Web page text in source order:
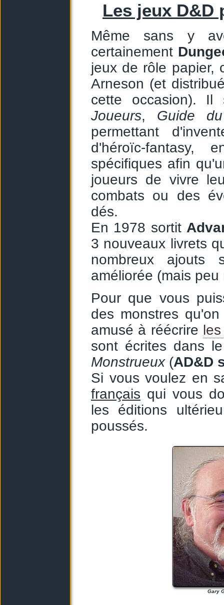
Les jeux D&D
Même sans y
certainement
jeux de rôle papier,
Arneson (et
cette occasion).
Joueurs, Guide
permettant
d'héroïc-
spécifiques afin
joueurs de vivre
combats ou des
dés.
En 1978 sortit
3 nouveaux livrets
nombreux ajouts
améliorée (mais
Pour que vous
des monstres
amusé à réécrire
sont écrites dans
Monstrueux(AD&D
Si vous voulez en
français qui vous
les éditions
poussés.
Gary